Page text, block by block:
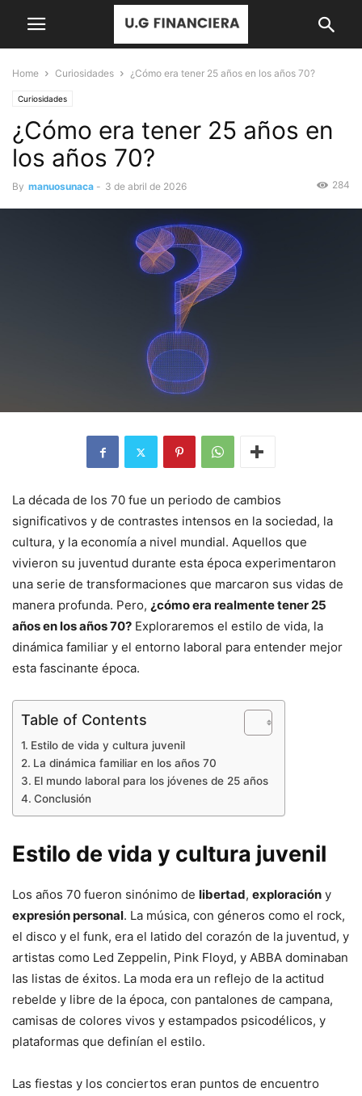
Home Curiosidades ¿Cómo era tener 25 años en los años 70?
Curiosidades
¿Cómo era tener 25 años en
los años 70?
By manuosunaca - 3 de abril de 2026 284
La década de los 70 fue un periodo de cambios
significativos y de contrastes intensos en la sociedad, la
cultura, y la economía a nivel mundial. Aquellos que
vivieron su juventud durante esta época experimentaron
una serie de transformaciones que marcaron sus vidas de
manera profunda. Pero, ¿cómo era realmente tener 25
años en los años 70? Exploraremos el estilo de vida, la
dinámica familiar y el entorno laboral para entender mejor
esta fascinante época.
Table of Contents
Estilo de vida y cultura juvenil
La dinámica familiar en los años 70
El mundo laboral para los jóvenes de 25 años
Conclusión
Estilo de vida y cultura juvenil
Los años 70 fueron sinónimo de libertad, exploración y
expresión personal. La música, con géneros como el rock,
el disco y el funk, era el latido del corazón de la juventud, y
artistas como Led Zeppelin, Pink Floyd, y ABBA dominaban
las listas de éxitos. La moda era un reflejo de la actitud
rebelde y libre de la época, con pantalones de campana,
camisas de colores vivos y estampados psicodélicos, y
plataformas que definían el estilo.
Las fiestas y los conciertos eran puntos de encuentro